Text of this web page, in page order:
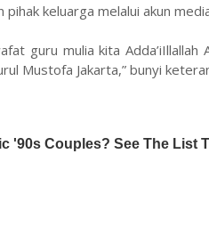
pihak keluarga melalui akun
guru mulia kita
Mustofa Jakarta,” bunyi